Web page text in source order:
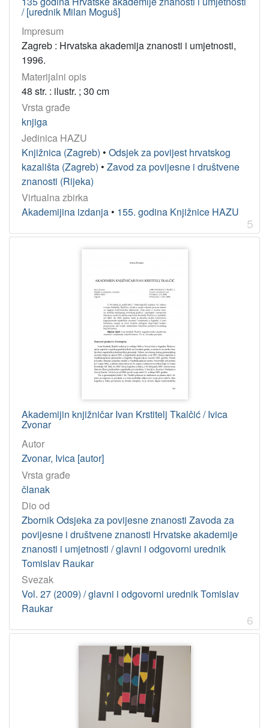
/ [urednik Milan Moguš]
Impresum
Zagreb : Hrvatska akademija znanosti i umjetnosti,
1996.
Materijalni opis
48 str. : ilustr. ; 30 cm
Vrsta građe
knjiga
Jedinica HAZU
Knjižnica (Zagreb) • Odsjek za povijest hrvatskog
kazališta (Zagreb) • Zavod za povijesne i društvene
znanosti (Rijeka)
Virtualna zbirka
Akademijina izdanja • 155. godina Knjižnice HAZU
5
Akademijin knjižničar Ivan Krstitelj Tkalčić / Ivica
Zvonar
Autor
Zvonar, Ivica [autor]
Vrsta građe
članak
Dio od
Zbornik Odsjeka za povijesne znanosti Zavoda za
povijesne i društvene znanosti Hrvatske akademije
znanosti i umjetnosti / glavni i odgovorni urednik
Tomislav Raukar
Svezak
Vol. 27 (2009) / glavni i odgovorni urednik Tomislav
Raukar
6